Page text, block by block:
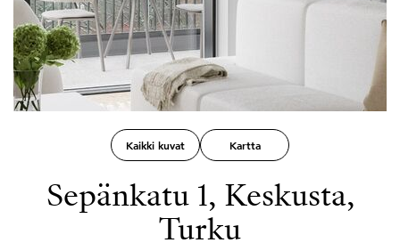
Kaikki kuvat Kartta
Sepänkatu 1, Keskusta,
Turku